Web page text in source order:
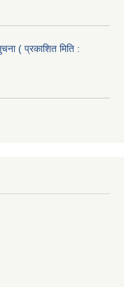
( प्रकाशित मिति :